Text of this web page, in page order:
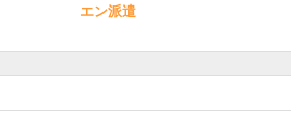
エン派遣